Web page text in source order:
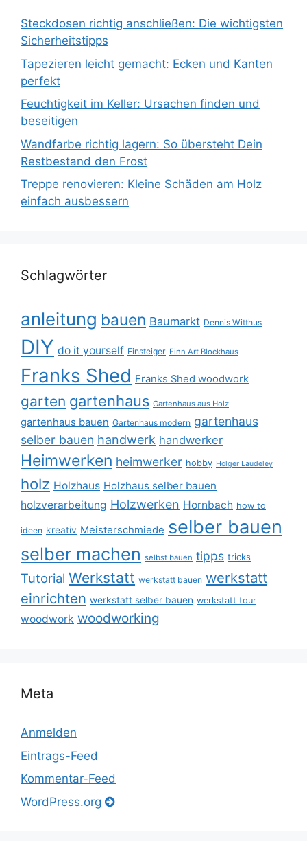
Steckdosen richtig anschließen: Die wichtigsten
Sicherheitstipps
Tapezieren leicht gemacht: Ecken und Kanten
perfekt
Feuchtigkeit im Keller: Ursachen finden und
beseitigen
Wandfarbe richtig lagern: So übersteht Dein
Restbestand den Frost
Treppe renovieren: Kleine Schäden am Holz
einfach ausbessern
Schlagwörter
anleitung bauen Baumarkt Dennis Witthus
DIY do it yourself Einsteiger Finn Art Blockhaus
Franks Shed Franks Shed woodwork
garten gartenhaus Gartenhaus aus Holz
gartenhaus bauen Gartenhaus modern gartenhaus
selber bauen handwerk handwerker
Heimwerken heimwerker hobby Holger Laudeley
holz Holzhaus Holzhaus selber bauen
holzverarbeitung Holzwerken Hornbach how to
ideen kreativ Meisterschmiede selber bauen
selber machen selbst bauen tipps tricks
Tutorial Werkstatt werkstatt bauen werkstatt
einrichten werkstatt selber bauen werkstatt tour
woodwork woodworking
Meta
Anmelden
Eintrags-Feed
Kommentar-Feed
WordPress.org